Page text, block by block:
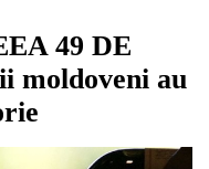
49 DE
moldoveni au